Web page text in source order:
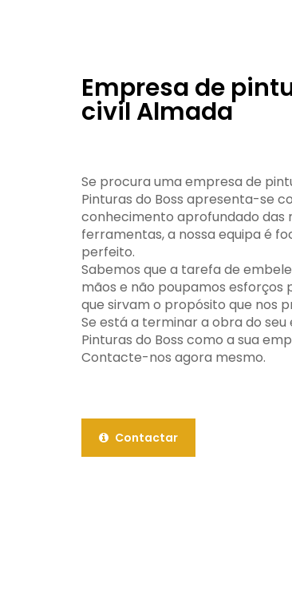
Empresa de
civil Almada
Se procura uma empresa de
Pinturas do Boss apresenta-se
conhecimento aprofundado das
ferramentas, a nossa equipa é
perfeito.
Sabemos que a tarefa de
mãos e não poupamos
que sirvam o propósito que nos
Se está a terminar a obra do
Pinturas do Boss como a sua
Contacte-nos agora mesmo.
Contactar